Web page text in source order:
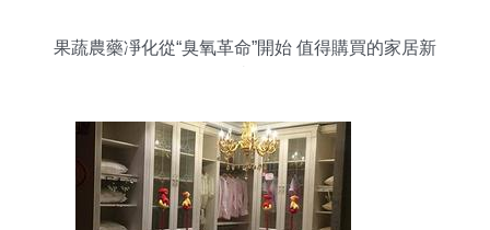
果蔬農藥凈化從“臭氧革命”開始 值得購買的家居新